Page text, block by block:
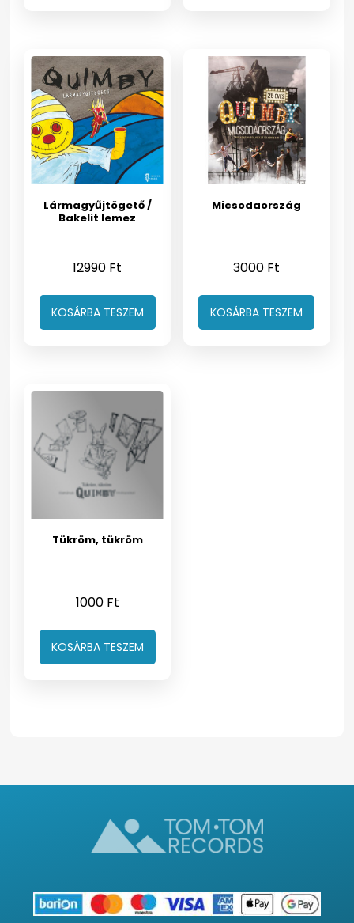
Lármagyűjtögető /
Bakelit lemez
12990 Ft
KOSÁRBA TESZEM
Micsodaország
3000 Ft
KOSÁRBA TESZEM
Tükröm, tükröm
1000 Ft
KOSÁRBA TESZEM